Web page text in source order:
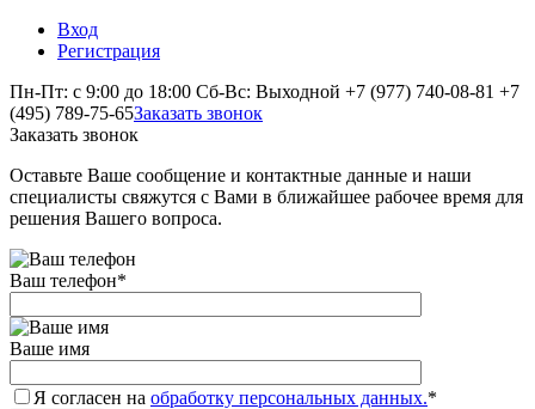
Вход
Регистрация
Пн-Пт: с 9:00 до 18:00 Сб-Вс: Выходной +7 (977) 740-08-81 +7
(495) 789-75-65Заказать звонок
Заказать звонок
Оставьте Ваше сообщение и контактные данные и наши
специалисты свяжутся с Вами в ближайшее рабочее время для
решения Вашего вопроса.
Ваш телефон*
Ваше имя
Я согласен на обработку персональных данных.*